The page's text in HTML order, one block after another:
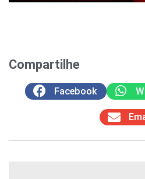
Compartilhe
Facebook